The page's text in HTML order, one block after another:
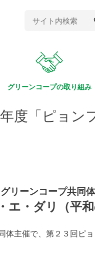
グリーンコープの取り組み
度「ピョン
リーンコープ共同体
エ・ダリ（平
体主催で、第２３回ピ